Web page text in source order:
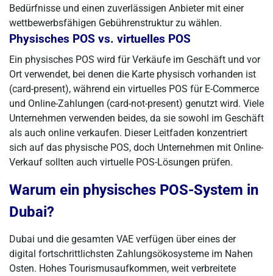
Bedürfnisse und einen zuverlässigen Anbieter mit einer
wettbewerbsfähigen Gebührenstruktur zu wählen.
Physisches POS vs. virtuelles POS
Ein physisches POS wird für Verkäufe im Geschäft und vor
Ort verwendet, bei denen die Karte physisch vorhanden ist
(card-present), während ein virtuelles POS für E-Commerce
und Online-Zahlungen (card-not-present) genutzt wird. Viele
Unternehmen verwenden beides, da sie sowohl im Geschäft
als auch online verkaufen. Dieser Leitfaden konzentriert
sich auf das physische POS, doch Unternehmen mit Online-
Verkauf sollten auch virtuelle POS-Lösungen prüfen.
Warum ein physisches POS-System in
Dubai?
Dubai und die gesamten VAE verfügen über eines der
digital fortschrittlichsten Zahlungsökosysteme im Nahen
Osten. Hohes Tourismusaufkommen, weit verbreitete